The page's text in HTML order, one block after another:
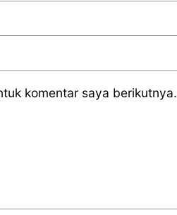
komentar saya berikutnya.